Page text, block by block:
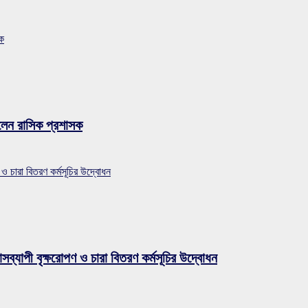
রাসিক প্রশাসক
চারা বিতরণ কর্মসূচির উদ্বোধন
বৃক্ষরোপণ ও চারা বিতরণ কর্মসূচির উদ্বোধন